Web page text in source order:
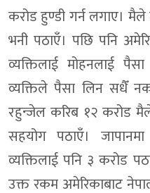
करोड हुण्डी गर्न लगाए।
भनी पठाएँ। पछि पनि
व्यक्तिलाई मोहनलाई
व्यक्तिले पैसा लिन सधैँ
रहुन्जेल करिब १२ करोड
सहयोग पठाएँ।
व्यक्तिलाई पनि ३ करोड
उक्त रकम अमेरिकाबाट